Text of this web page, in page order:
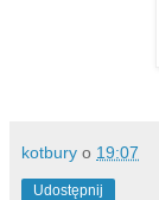
kotbury o 19:07
Udostępnij